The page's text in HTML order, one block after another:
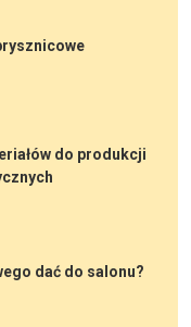
do produkcji
dać do salonu?